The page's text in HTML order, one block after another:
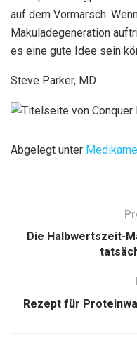
auf dem Vormarsch.
Makuladegeneration
es eine gute Idee sein
Steve Parker, MD
Abgelegt unter
Die Halbwertszeit-
Rezept für